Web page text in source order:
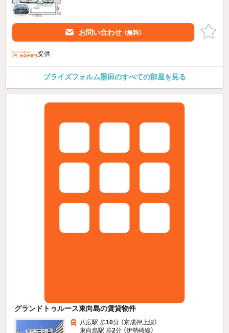
お問い合わせ （無料）
提供
ブライズフォルム墨田のすべての部屋を見る
グランドトゥルース東向島の賃貸物件
八広駅 歩10分 （京成押上線）
東向島駅 歩2分 （伊勢崎線）